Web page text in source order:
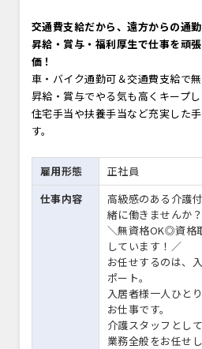
交通費支給だから、遠方からの通勤
昇給・賞与・福利厚生で仕事を頑
価！
車・バイク通勤可＆交通費支給で
昇給・賞与でやる気も高くキープし
住宅手当や扶養手当など充実した
す。
雇用形態
正社員
仕事内容
高級感のある介護
緒に働きませんか？
＼無資格OK◎資格
しています！／
お任せするのは、
ポート。
入居者様一人ひと
お仕事です。
介護スタッフとし
業務全般をお任せし